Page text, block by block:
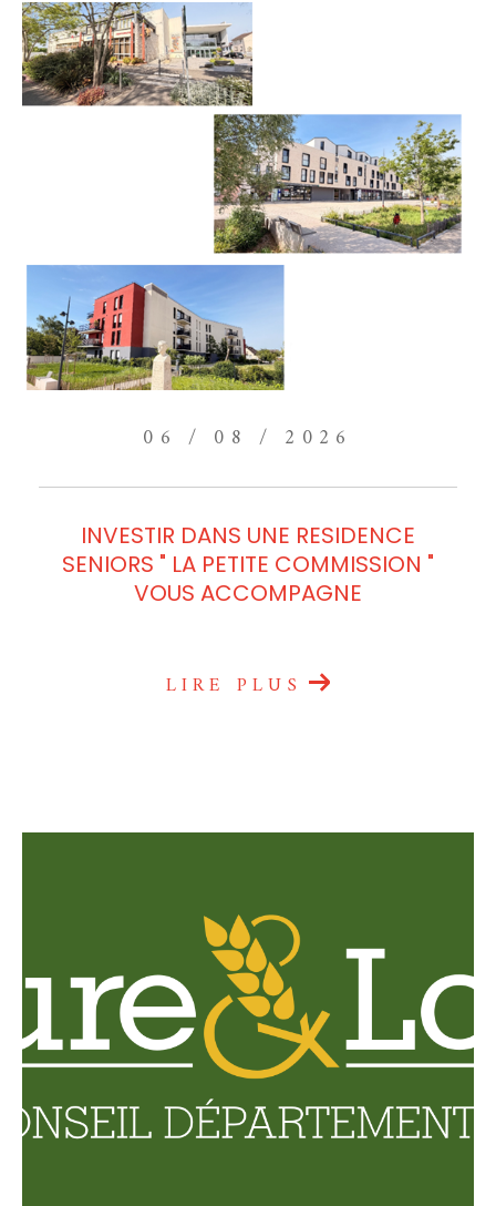
06 / 08 / 2026
INVESTIR DANS UNE RESIDENCE
SENIORS " LA PETITE COMMISSION "
VOUS ACCOMPAGNE
LIRE PLUS